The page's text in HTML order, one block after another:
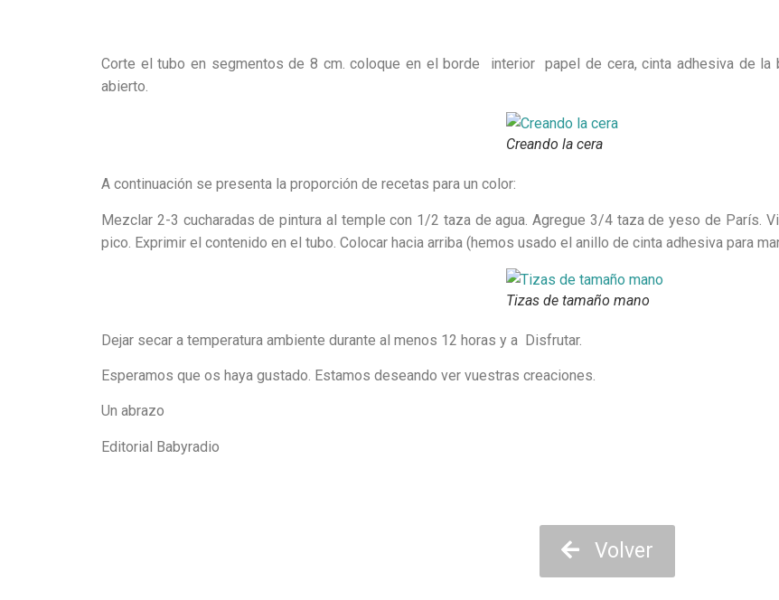
Corte el tubo en segmentos de 8 cm. coloque en el borde interior papel de cera, cinta adhesiva de la
abierto.
Creando la cera
A continuación se presenta la proporción de recetas para un color:
Mezclar 2-3 cucharadas de pintura al temple con 1/2 taza de agua. Agregue 3/4 taza de yeso de París.
pico. Exprimir el contenido en el tubo. Colocar hacia arriba (hemos usado el anillo de cinta adhesiva para
Tizas de tamaño mano
Dejar secar a temperatura ambiente durante al menos 12 horas y a Disfrutar.
Esperamos que os haya gustado. Estamos deseando ver vuestras creaciones.
Un abrazo
Editorial Babyradio
Volver